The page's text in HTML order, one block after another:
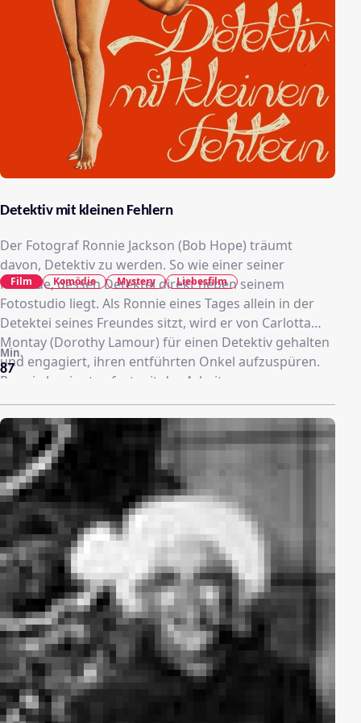
Detektiv mit kleinen Fehlern
Der Fotograf Ronnie Jackson (Bob Hope) träumt
davon, Detektiv zu werden. So wie einer seiner
Freunde, dessen Detektei direkt neben seinem
Fotostudio liegt. Als Ronnie eines Tages allein in der
Detektei seines Freundes sitzt, wird er von Carlotta
Montay (Dorothy Lamour) für einen Detektiv gehalten
und engagiert, ihren entführten Onkel aufzuspüren.
Ronnie beginnt sofort mit der Arbeit…
87
Min.
Film Komödie Mystery Liebesfilm